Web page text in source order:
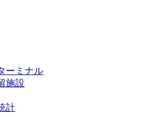
ーミナル
施設
計